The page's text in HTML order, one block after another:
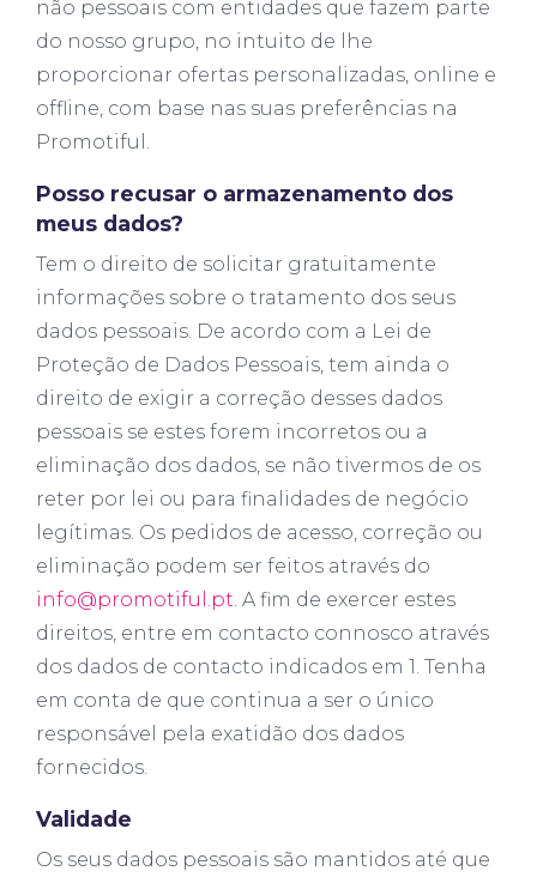
não pessoais com entidades que fazem parte
do nosso grupo, no intuito de lhe
proporcionar ofertas personalizadas, online e
offline, com base nas suas preferências na
Promotiful.
Posso recusar o armazenamento dos
meus dados?
Tem o direito de solicitar gratuitamente
informações sobre o tratamento dos seus
dados pessoais. De acordo com a Lei de
Proteção de Dados Pessoais, tem ainda o
direito de exigir a correção desses dados
pessoais se estes forem incorretos ou a
eliminação dos dados, se não tivermos de os
reter por lei ou para finalidades de negócio
legítimas. Os pedidos de acesso, correção ou
eliminação podem ser feitos através do
info@promotiful.pt. A fim de exercer estes
direitos, entre em contacto connosco através
dos dados de contacto indicados em 1. Tenha
em conta de que continua a ser o único
responsável pela exatidão dos dados
fornecidos.
Validade
Os seus dados pessoais são mantidos até que